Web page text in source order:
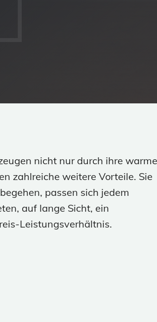
nicht nur durch ihre warme
zahlreiche weitere Vorteile. Sie
passen sich jedem
auf lange Sicht, ein
Leistungsverhältnis.